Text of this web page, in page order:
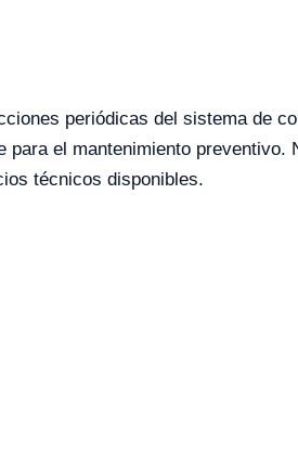
periódicas del sistema de
el mantenimiento preventivo.
técnicos disponibles.